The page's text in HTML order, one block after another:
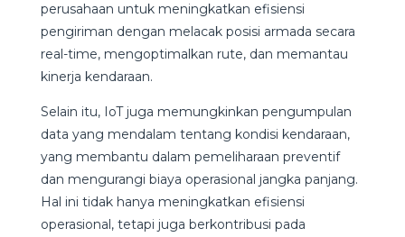
perusahaan untuk meningkatkan efisiensi
pengiriman dengan melacak posisi armada secara
real-time, mengoptimalkan rute, dan memantau
kinerja kendaraan.
Selain itu, IoT juga memungkinkan pengumpulan
data yang mendalam tentang kondisi kendaraan,
yang membantu dalam pemeliharaan preventif
dan mengurangi biaya operasional jangka panjang.
Hal ini tidak hanya meningkatkan efisiensi
operasional, tetapi juga berkontribusi pada